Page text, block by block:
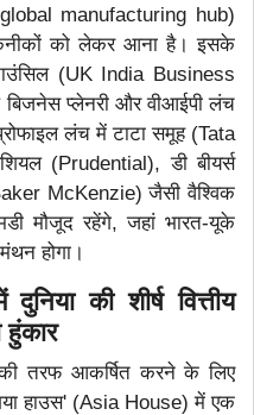
manufacturing hub)
को लेकर आना है। इसके
(UK India Business
बिजनेस प्लेनरी और वीआईपी लंच
लंच में टाटा समूह (Tata
(Prudential), डी बीयर्स
McKenzie) जैसी वैश्विक
मौजूद रहेंगे, जहां भारत-यूके
होगा।
की शीर्ष वित्तीय
की तरफ आकर्षित करने के लिए
हाउस' (Asia House) में एक